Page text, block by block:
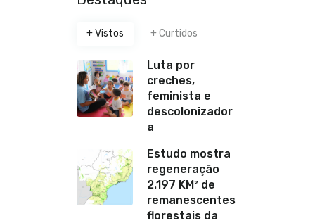
+ Vistos + Curtidos
Luta por
creches,
feminista e
descolonizador
a
Estudo mostra
regeneração
2.197 KM² de
remanescentes
florestais da